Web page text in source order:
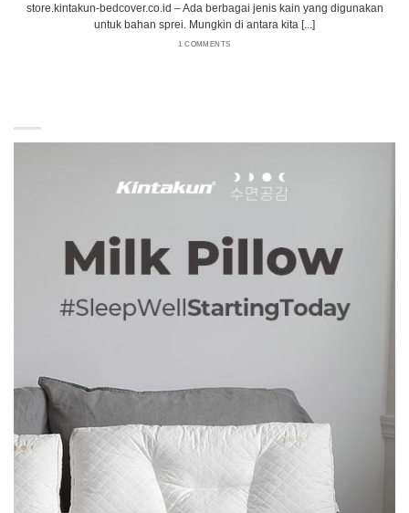
store.kintakun-bedcover.co.id – Ada berbagai jenis kain yang digunakan
untuk bahan sprei. Mungkin di antara kita [...]
1 COMMENTS